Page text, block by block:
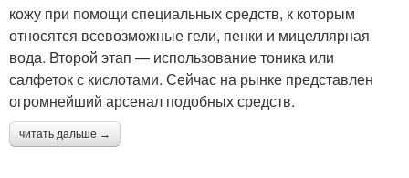
кожу при помощи специальных средств, к которым
относятся всевозможные гели, пенки и мицеллярная
вода. Второй этап — использование тоника или
салфеток с кислотами. Сейчас на рынке представлен
огромнейший арсенал подобных средств.
читать дальше →